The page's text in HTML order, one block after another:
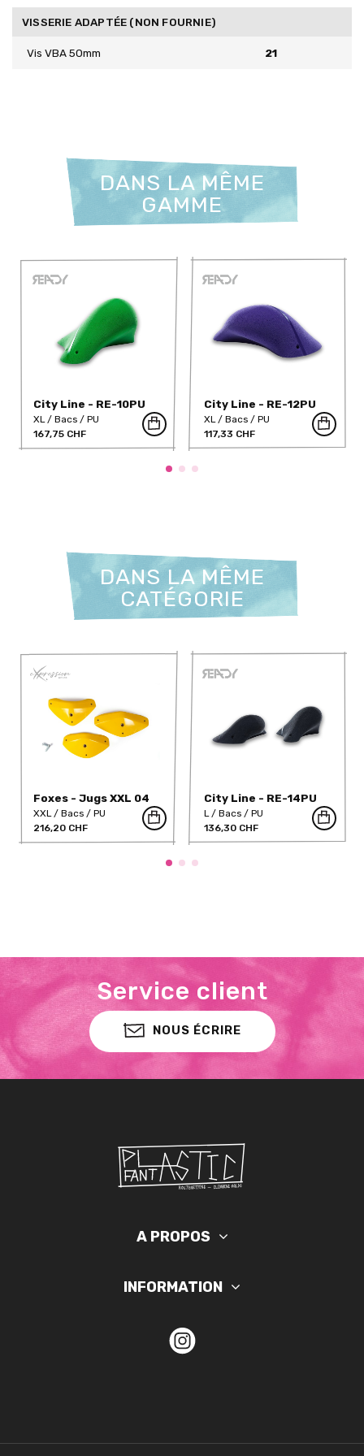
VISSERIE ADAPTÉE (NON FOURNIE)
Vis VBA 50mm 21
DANS LA MÊME
GAMME
City Line - RE-10PU
XL Bacs
PU
167,75 CHF
City Line - RE-12PU
XL Bacs
PU
117,33 CHF
DANS LA MÊME
CATÉGORIE
Foxes - Jugs XXL 04
XXL Bacs
PU
216,20 CHF
City Line - RE-14PU
L Bacs
PU
136,30 CHF
Service client
NOUS ÉCRIRE
A PROPOS
INFORMATION